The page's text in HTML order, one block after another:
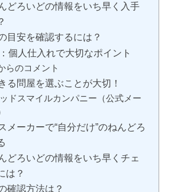
どろいどの情報をいち早く入手
目安を確認するには？
個人仕入れで大切なポイント
らのコメント
る問屋を選ぶことが大切！
ドスマイルカンパニー（公式メー
メーカーで“自分だけ”のねんどろ
どろいどの情報をいち早くチェ
は？
確認方法は？